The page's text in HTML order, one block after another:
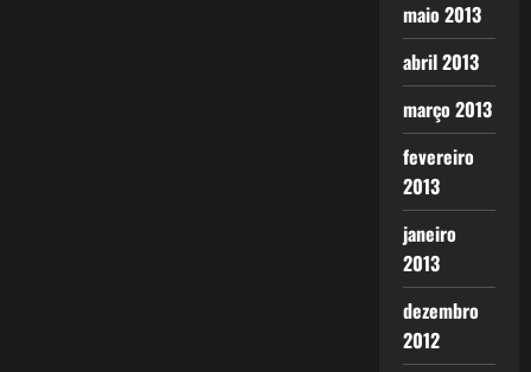
maio 2013
abril 2013
março 2013
fevereiro
2013
janeiro
2013
dezembro
2012